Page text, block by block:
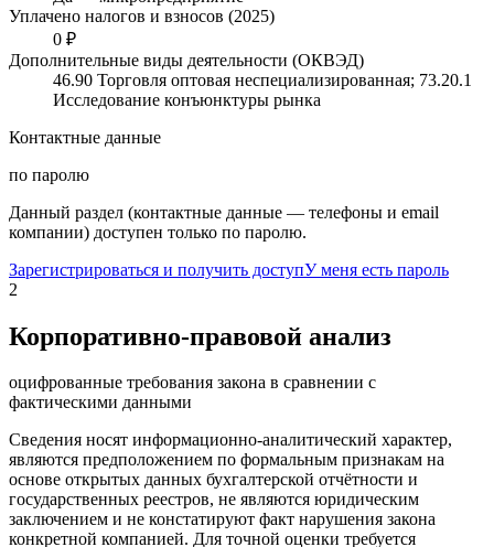
Уплачено налогов и взносов (2025)
0 ₽
Дополнительные виды деятельности (ОКВЭД)
46.90 Торговля оптовая неспециализированная; 73.20.1
Исследование конъюнктуры рынка
Контактные данные
по паролю
Данный раздел (контактные данные — телефоны и email
компании) доступен только по паролю.
Зарегистрироваться и получить доступУ меня есть пароль
2
Корпоративно-правовой анализ
оцифрованные требования закона в сравнении с
фактическими данными
Сведения носят информационно-аналитический характер,
являются предположением по формальным признакам на
основе открытых данных бухгалтерской отчётности и
государственных реестров, не являются юридическим
заключением и не констатируют факт нарушения закона
конкретной компанией. Для точной оценки требуется